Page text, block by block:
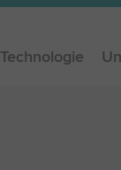
Technologie